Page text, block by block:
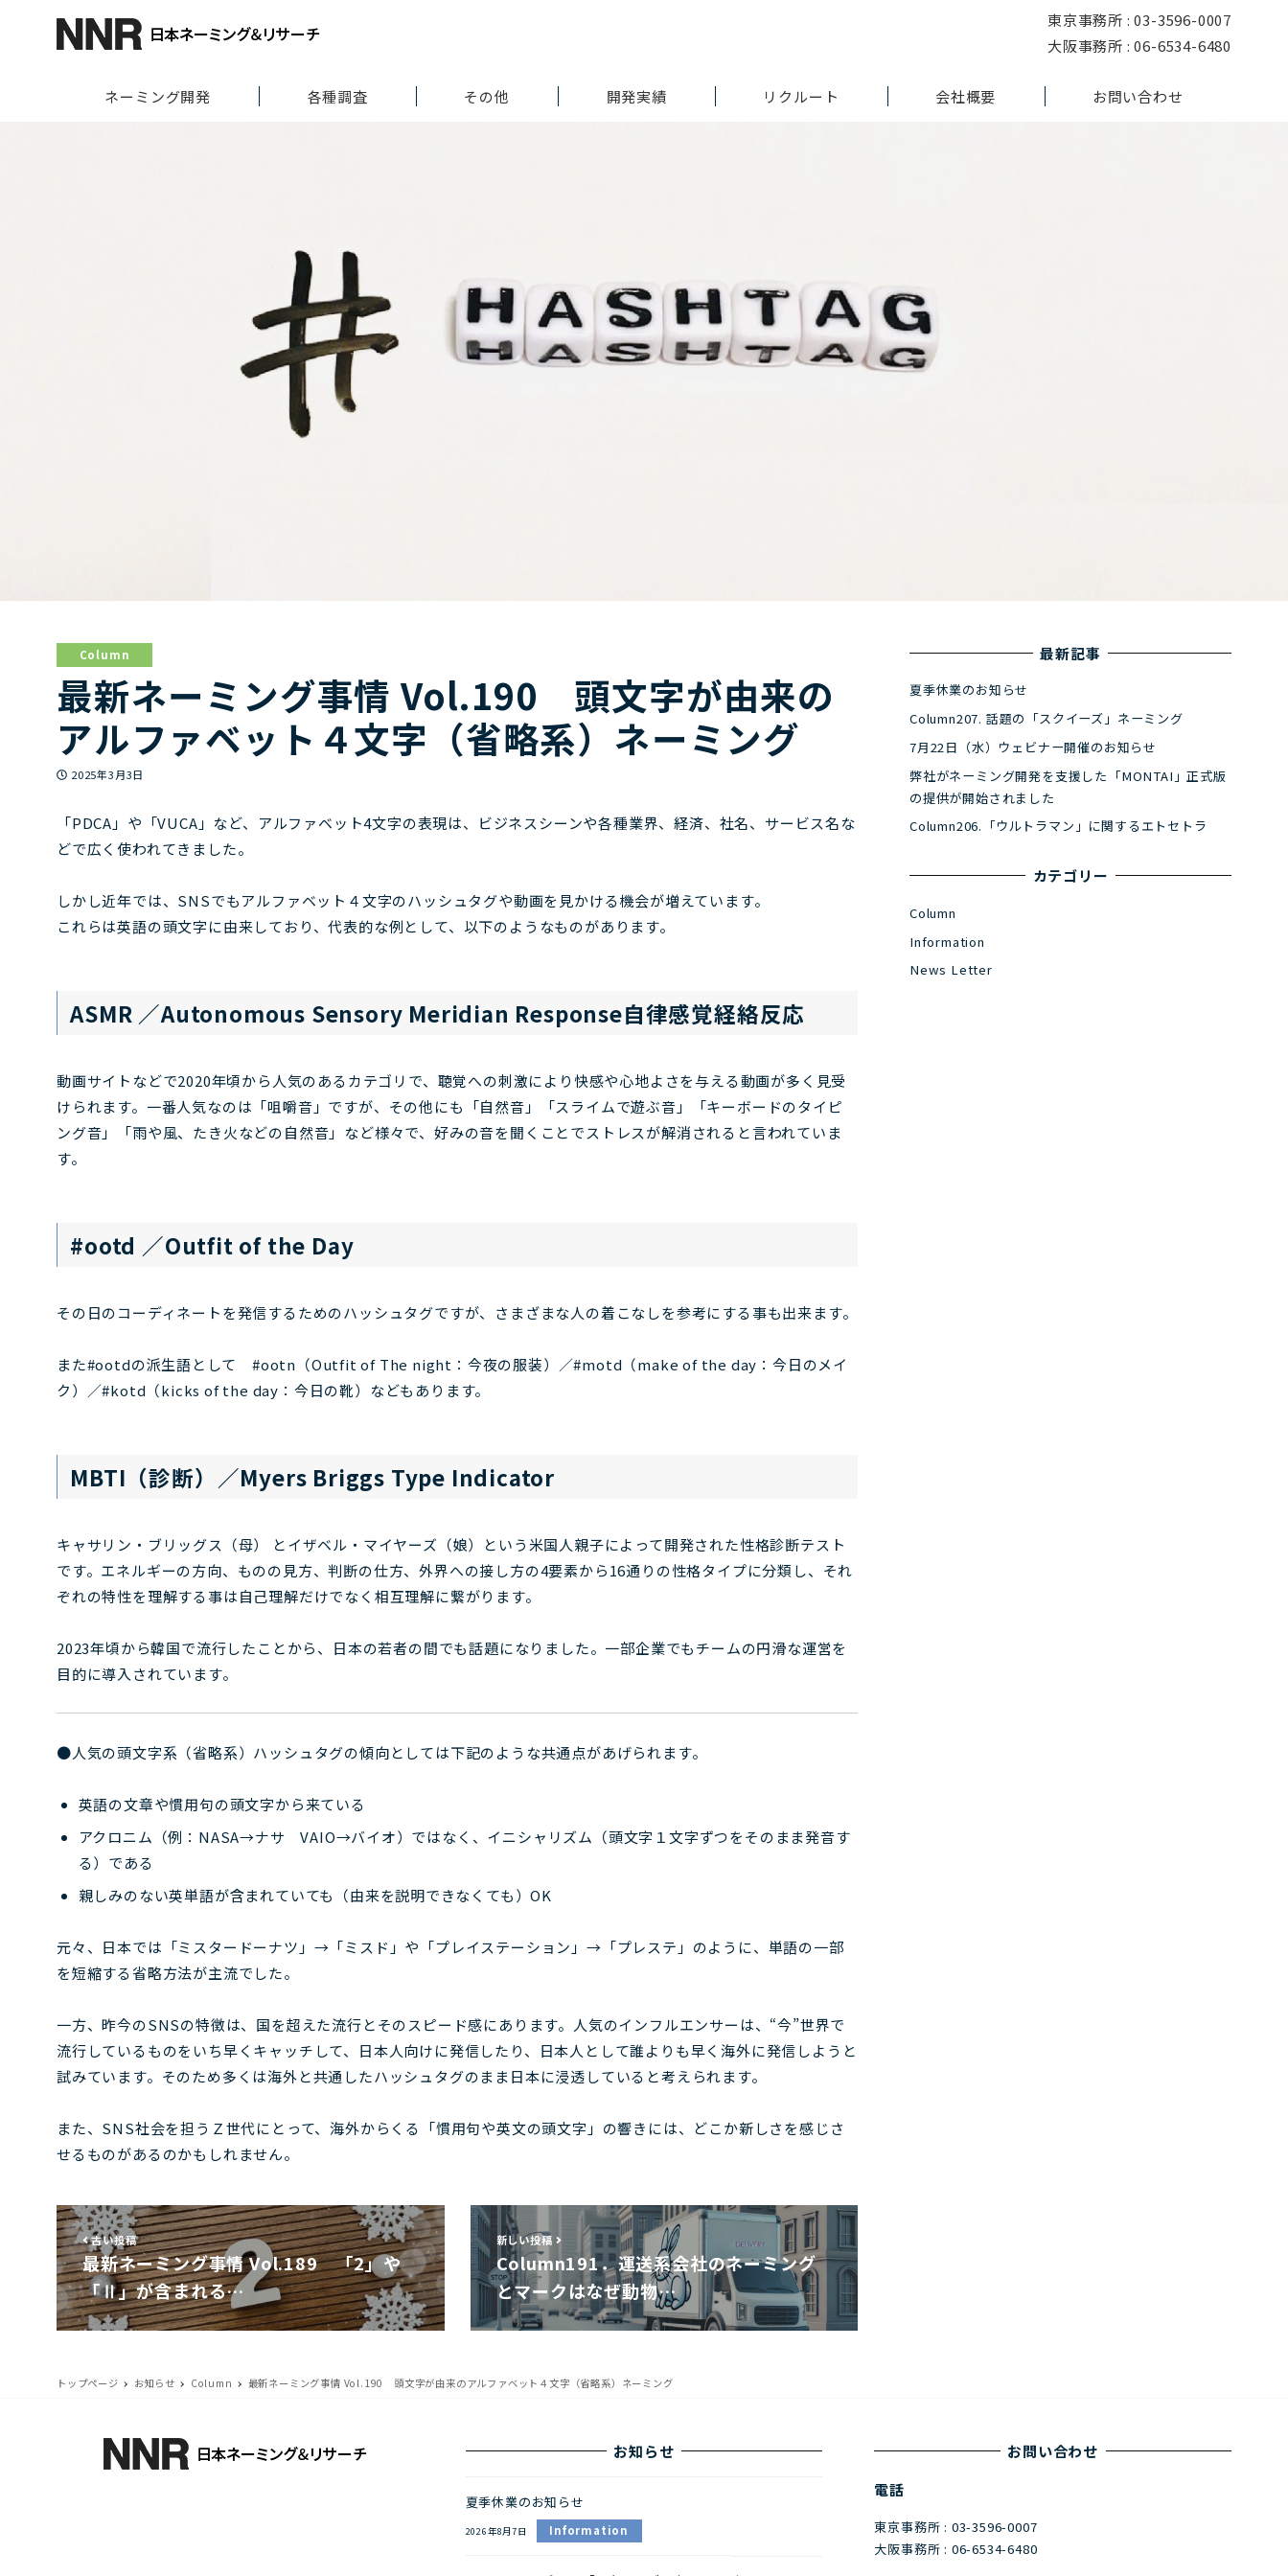
東京事務所 : 03-3596-0007
大阪事務所 : 06-6534-6480
ネーミング開発 各種調査 その他 開発実績 リクルート 会社概要 お問い合わせ
Column
最新ネーミング事情 Vol.190 頭文字が由来の
アルファベット４文字（省略系）ネーミング
投稿日
2025年3月3日
「PDCA」や「VUCA」など、アルファベット4文字の表現は、ビジネスシーンや各種業界、経済、社名、サービス名な
どで広く使われてきました。
しかし近年では、SNSでもアルファベット４文字のハッシュタグや動画を見かける機会が増えています。
これらは英語の頭文字に由来しており、代表的な例として、以下のようなものがあります。
ASMR ／Autonomous Sensory Meridian Response自律感覚経絡反応
動画サイトなどで2020年頃から人気のあるカテゴリで、聴覚への刺激により快感や心地よさを与える動画が多く見受
けられます。一番人気なのは「咀嚼音」ですが、その他にも「自然音」「スライムで遊ぶ音」「キーボードのタイピ
ング音」「雨や風、たき火などの自然音」など様々で、好みの音を聞くことでストレスが解消されると言われていま
す。
#ootd ／Outfit of the Day
その日のコーディネートを発信するためのハッシュタグですが、さまざまな人の着こなしを参考にする事も出来ます。
また#ootdの派生語として #ootn（Outfit of The night：今夜の服装）／#motd（make of the day：今日のメイ
ク）／#kotd（kicks of the day：今日の靴）などもあります。
MBTI（診断）／Myers Briggs Type Indicator
キャサリン・ブリッグス（母） とイザベル・マイヤーズ（娘）という米国人親子によって開発された性格診断テスト
です。エネルギーの方向、ものの見方、判断の仕方、外界への接し方の4要素から16通りの性格タイプに分類し、それ
ぞれの特性を理解する事は自己理解だけでなく相互理解に繋がります。
2023年頃から韓国で流行したことから、日本の若者の間でも話題になりました。一部企業でもチームの円滑な運営を
目的に導入されています。
●人気の頭文字系（省略系）ハッシュタグの傾向としては下記のような共通点があげられます。
英語の文章や慣用句の頭文字から来ている
アクロニム（例：NASA→ナサ VAIO→バイオ）ではなく、イニシャリズム（頭文字１文字ずつをそのまま発音す
る）である
親しみのない英単語が含まれていても（由来を説明できなくても）OK
元々、日本では「ミスタードーナツ」→「ミスド」や「プレイステーション」→「プレステ」のように、単語の一部
を短縮する省略方法が主流でした。
一方、昨今のSNSの特徴は、国を超えた流行とそのスピード感にあります。人気のインフルエンサーは、“今”世界で
流行しているものをいち早くキャッチして、日本人向けに発信したり、日本人として誰よりも早く海外に発信しようと
試みています。そのため多くは海外と共通したハッシュタグのまま日本に浸透していると考えられます。
また、SNS社会を担うＺ世代にとって、海外からくる「慣用句や英文の頭文字」の響きには、どこか新しさを感じさ
せるものがあるのかもしれません。
古い投稿
最新ネーミング事情 Vol.189 「2」や
「Ⅱ」が含まれる…
新しい投稿
Column191．運送系会社のネーミング
とマークはなぜ動物…
最新記事
夏季休業のお知らせ
Column207. 話題の「スクイーズ」ネーミング
7月22日（水）ウェビナー開催のお知らせ
弊社がネーミング開発を支援した「MONTAI」正式版
の提供が開始されました
Column206.「ウルトラマン」に関するエトセトラ
カテゴリー
Column
Information
News Letter
トップページ お知らせ Column 最新ネーミング事情 Vol.190 頭文字が由来のアルファベット４文字（省略系）ネーミング
お知らせ
夏季休業のお知らせ
2026年8月7日 Information
お問い合わせ
電話
東京事務所 : 03-3596-0007
大阪事務所 : 06-6534-6480